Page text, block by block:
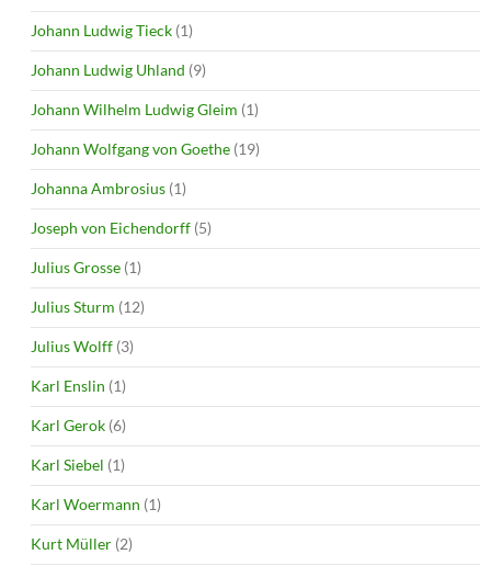
Johann Ludwig Tieck (1)
Johann Ludwig Uhland (9)
Johann Wilhelm Ludwig Gleim (1)
Johann Wolfgang von Goethe (19)
Johanna Ambrosius (1)
Joseph von Eichendorff (5)
Julius Grosse (1)
Julius Sturm (12)
Julius Wolff (3)
Karl Enslin (1)
Karl Gerok (6)
Karl Siebel (1)
Karl Woermann (1)
Kurt Müller (2)